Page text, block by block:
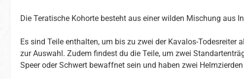
Die Teratische Kohorte besteht aus einer wilden Mischung aus
Es sind Teile enthalten, um bis zu zwei der Kavalos-Todesreiter
zur Auswahl. Zudem findest du die Teile, um zwei
Speer oder Schwert bewaffnet sein und haben zwei